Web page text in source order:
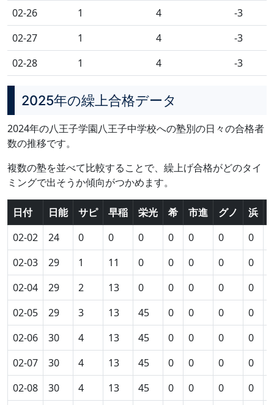
02-26
1 4
-3
02-27
1 4
-3
02-28
1 4 -3
2025年の繰上合格データ
2024年の八王子学園八王子中学校への塾別の日々の合格者
数の推移です。
複数の塾を並べて比較することで、繰上げ合格がどのタイ
ミングで出そうか傾向がつかめます。
日付 日能 サピ 早稲 栄光 希 市進 グノ 浜
02-02
24 0 0 0 0 0 0 0
02-03
29 1 11 0 0 0 0 0
02-04
29 2 13 0 0 0 0 0
02-05
29 3 13 45 0 0 0 0
02-06
30 4 13 45 0 0 0 0
02-07
30 4 13 45 0 0 0 0
02-08
30 4 13 45 0 0 0 0